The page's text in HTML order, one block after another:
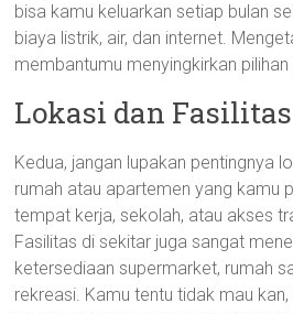
bisa kamu keluarkan setiap bulan
biaya listrik, air, dan internet.
membantumu menyingkirkan
Lokasi dan Fasilitas
Kedua, jangan lupakan pentingnya
rumah atau apartemen yang kamu
tempat kerja, sekolah, atau akses
Fasilitas di sekitar juga sangat
ketersediaan supermarket, rumah
rekreasi. Kamu tentu tidak mau kan,